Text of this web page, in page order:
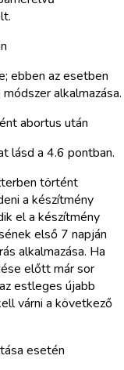
ebben az esetben
alkalmazása.
abortus után
lásd a 4.6 pontban.
történt
a készítmény
el a készítmény
első 7 napján
alkalmazása. Ha
előtt már sor
estleges újabb
várni a következő
esetén